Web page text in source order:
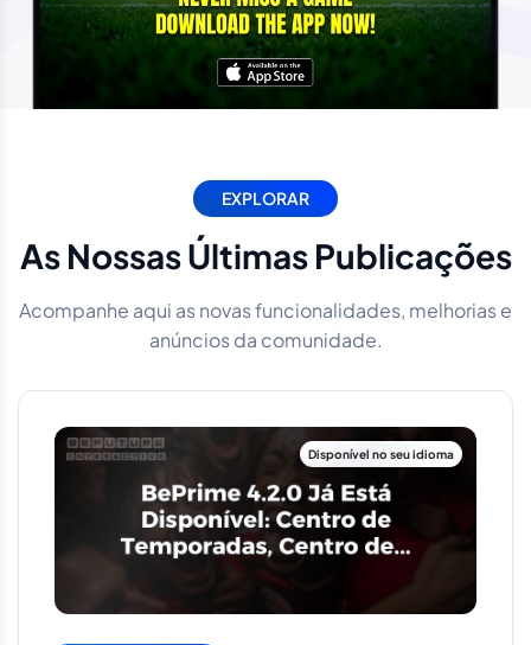
EXPLORAR
As Nossas Últimas Publicações
Acompanhe aqui as novas funcionalidades, melhorias e
anúncios da comunidade.